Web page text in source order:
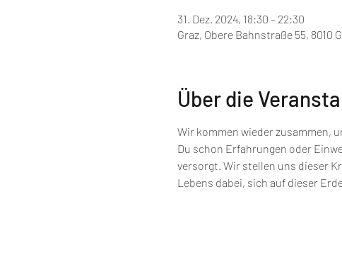
31. Dez. 2024, 18:30 – 22:30
Graz, Obere Bahnstraße 55, 8010
Über die
Wir kommen wieder zusammen,
Du schon Erfahrungen oder
versorgt. Wir stellen uns dieser
Lebens dabei, sich auf dieser